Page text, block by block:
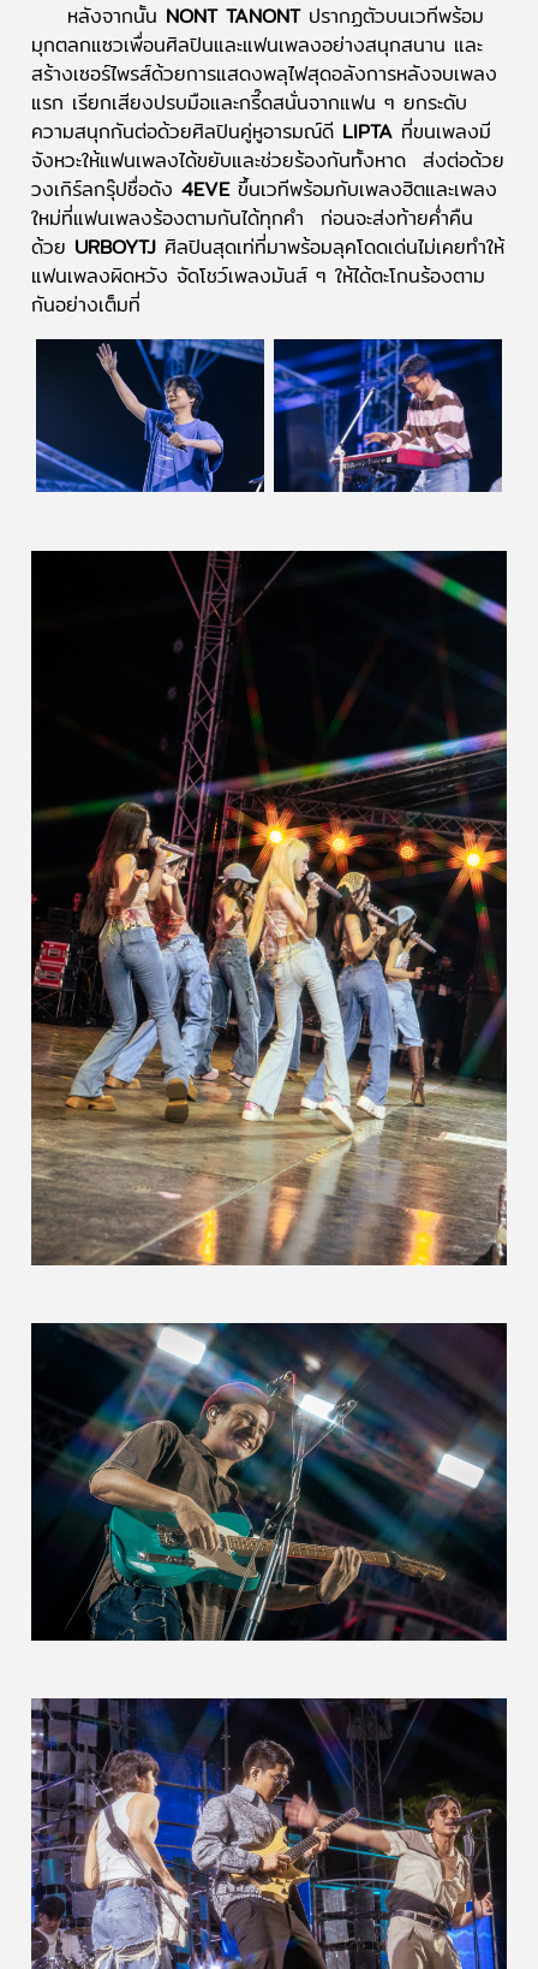
หลังจากนั้น NONT TANONT ปรากฏตัวบนเวทีพร้อม
มุกตลกแซวเพื่อนศิลปินและแฟนเพลงอย่างสนุกสนาน และ
สร้างเซอร์ไพรส์ด้วยการแสดงพลุไฟสุดอลังการหลังจบเพลง
แรก เรียกเสียงปรบมือและกรี๊ดสนั่นจากแฟน ๆ ยกระดับ
ความสนุกกันต่อด้วยศิลปินคู่หูอารมณ์ดี LIPTAที่ขนเพลงมี
จังหวะให้แฟนเพลงได้ขยับและช่วยร้องกันทั้งหาด ส่งต่อด้วย
วงเกิร์ลกรุ๊ปชื่อดัง 4EVEขึ้นเวทีพร้อมกับเพลงฮิตและเพลง
ใหม่ที่แฟนเพลงร้องตามกันได้ทุกคำ ก่อนจะส่งท้ายค่ำคืน
ด้วย URBOYTJศิลปินสุดเท่ที่มาพร้อมลุคโดดเด่นไม่เคยทำให้
แฟนเพลงผิดหวัง จัดโชว์เพลงมันส์ ๆ ให้ได้ตะโกนร้องตาม
กันอย่างเต็มที่